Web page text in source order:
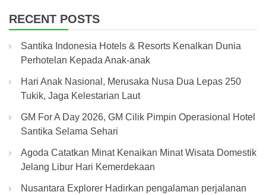
RECENT POSTS
Santika Indonesia Hotels & Resorts Kenalkan Dunia
Perhotelan Kepada Anak-anak
Hari Anak Nasional, Merusaka Nusa Dua Lepas 250
Tukik, Jaga Kelestarian Laut
GM For A Day 2026, GM Cilik Pimpin Operasional Hotel
Santika Selama Sehari
Agoda Catatkan Minat Kenaikan Minat Wisata Domestik
Jelang Libur Hari Kemerdekaan
Nusantara Explorer Hadirkan pengalaman perjalanan